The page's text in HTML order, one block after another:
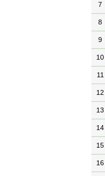
7
8
9
10
11
12
13
14
15
16